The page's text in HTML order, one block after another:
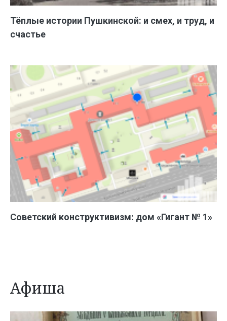
Тёплые истории Пушкинской: и смех, и труд, и
счастье
Советский конструктивизм: дом «Гигант № 1»
Афиша